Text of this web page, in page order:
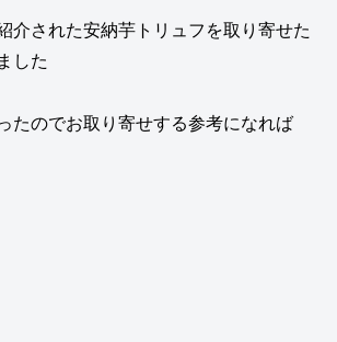
介された安納芋トリュフを取り寄せた
した
たのでお取り寄せする参考になれば